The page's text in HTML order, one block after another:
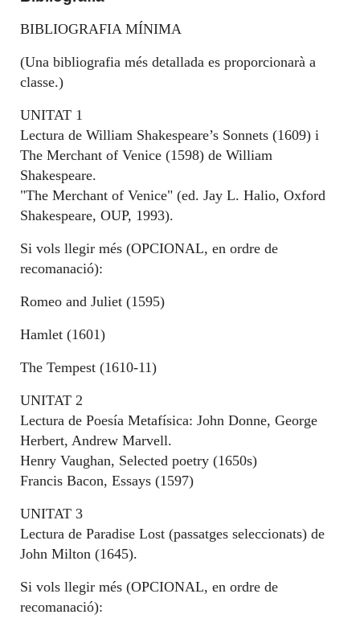
BIBLIOGRAFIA MÍNIMA
(Una bibliografia més detallada es proporcionarà a
classe.)
UNITAT 1
Lectura de William Shakespeare’s Sonnets (1609) i
The Merchant of Venice (1598) de William
Shakespeare.
"The Merchant of Venice" (ed. Jay L. Halio, Oxford
Shakespeare, OUP, 1993).
Si vols llegir més (OPCIONAL, en ordre de
recomanació):
Romeo and Juliet (1595)
Hamlet (1601)
The Tempest (1610-11)
UNITAT 2
Lectura de Poesía Metafísica: John Donne, George
Herbert, Andrew Marvell.
Henry Vaughan, Selected poetry (1650s)
Francis Bacon, Essays (1597)
UNITAT 3
Lectura de Paradise Lost (passatges seleccionats) de
John Milton (1645).
Si vols llegir més (OPCIONAL, en ordre de
recomanació):